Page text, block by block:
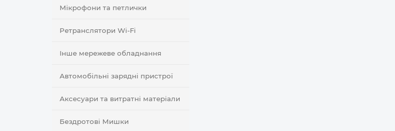
Мікрофони та петлички
Ретранслятори Wi-Fi
Інше мережеве обладнання
Автомобільні зарядні пристрої
Аксесуари та витратні матеріали
Бездротові Мишки